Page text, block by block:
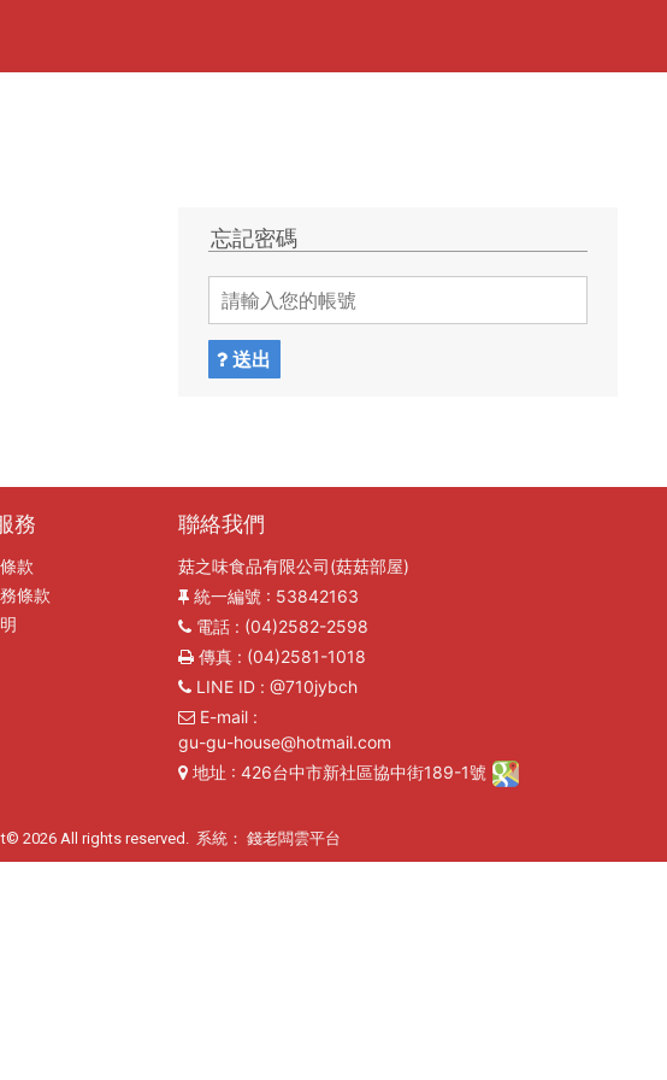
忘記密碼
送出
務
款
條款
聯絡我們
菇之味食品有限公司(菇菇部屋)
統一編號 : 53842163
電話: (04)2582-2598
傳真: (04)2581-1018
LINE ID: @710jybch
E-mail:
gu-gu-house@hotmail.com
地址 : 426台中市新社區協中街189-1號
2026 All rights reserved. 系統： 錢老闆雲平台